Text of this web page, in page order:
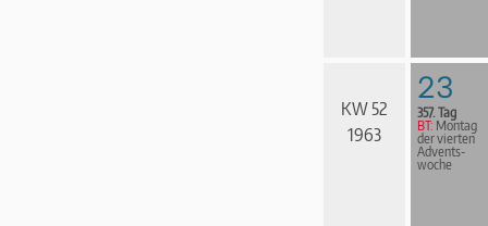
KW 52
1963
23
357. Tag
BT: Montag
der vierten
Advents­
woche